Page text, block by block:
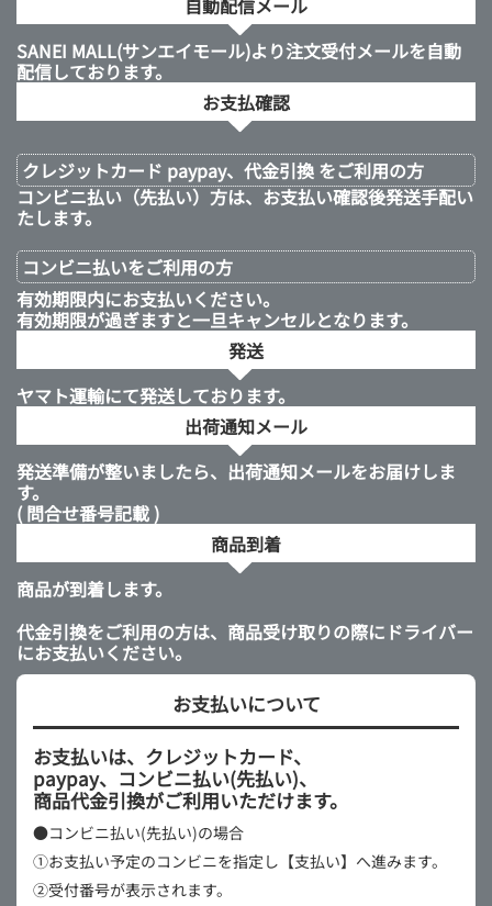
SANEI MALL(サンエイモール)より注文受付メールを自動
配信しております。
お支払確認
クレジットカード paypay、代金引換 をご利用の方
コンビニ払い（先払い）方は、お支払い確認後発送手配い
たします。
コンビニ払いをご利用の方
有効期限内にお支払いください。
有効期限が過ぎますと一旦キャンセルとなります。
発送
ヤマト運輸にて発送しております。
出荷通知メール
発送準備が整いましたら、出荷通知メールをお届けしま
す。
( 問合せ番号記載 )
商品到着
商品が到着します。
代金引換をご利用の方は、商品受け取りの際にドライバー
にお支払いください。
お支払いについて
お支払いは、クレジットカード、
paypay、コンビニ払い(先払い)、
商品代金引換がご利用いただけます。
●コンビニ払い(先払い)の場合
①お支払い予定のコンビニを指定し【支払い】へ進みます。
②受付番号が表示されます。